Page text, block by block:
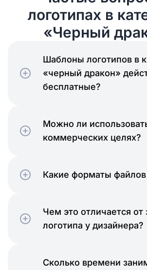
логотипах в
«Черный
Шаблоны логотипов в
«черный дракон»
бесплатные?
Можно ли
коммерческих целях?
Какие форматы файлов
Чем это отличается от
логотипа у дизайнера?
Сколько времени